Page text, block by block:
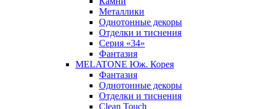
Металлики
Однотонные декоры
Отделки и тиснения
Серия «34»
Фантазия
MELATONE Юж. Корея
Фантазия
Однотонные декоры
Отделки и тиснения
Clean Touch